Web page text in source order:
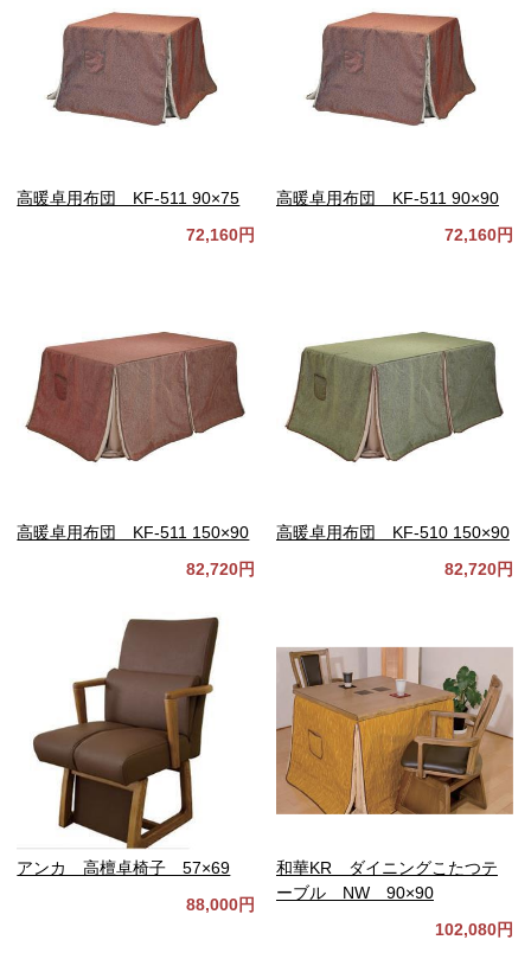
高暖卓用布団 KF-511 90×75
72,160円
高暖卓用布団 KF-511 90×90
72,160円
高暖卓用布団 KF-511 150×90
82,720円
高暖卓用布団 KF-510 150×90
82,720円
アンカ 高檀卓椅子 57×69
88,000円
和華KR ダイニングこたつテ
ーブル NW 90×90
102,080円